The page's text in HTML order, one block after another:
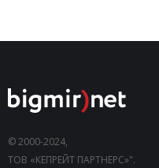
© 2000-2024,
ТОВ «КЕПРЕЙТ ПАРТНЕРС»".